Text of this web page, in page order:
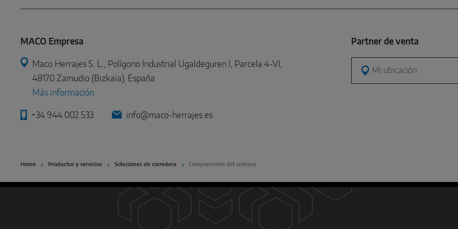
MACO Empresa
Maco Herrajes S. L., Polígono Industrial Ugaldeguren I, Parcela 4-VI,
48170 Zamudio (Bizkaia), España
Más información
+34 944 002 533 info@maco-herrajes.es
Partner de venta
Mi ubicación
Home Productos y servicios Soluciones de corredera Componentes del sistema